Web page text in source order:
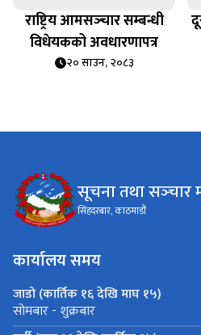
राष्ट्रिय आमसञ्‍चार सम्बन्धी
विधेयकको अवधारणापत्र
२० साउन, २०८३
सूचना तथा सञ्‍चार
सिंहदरबार, काठमाडौं
कार्यालय समय
जाडो (कार्तिक १६ देखि माघ १५)
सोमबार - शुक्रबार